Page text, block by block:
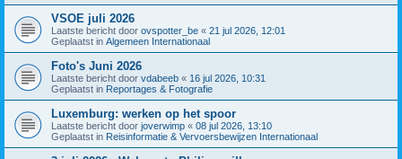
VSOE juli 2026
Laatste bericht door ovspotter_be « 21 jul 2026, 12:01
Geplaatst in Algemeen Internationaal
Foto's Juni 2026
Laatste bericht door vdabeeb « 16 jul 2026, 10:31
Geplaatst in Reportages & Fotografie
Luxemburg: werken op het spoor
Laatste bericht door joverwimp « 08 jul 2026, 13:10
Geplaatst in Reisinformatie & Vervoersbewijzen Internationaal